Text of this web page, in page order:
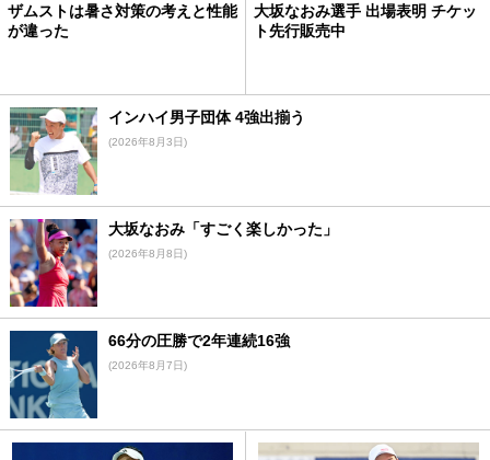
ザムストは暑さ対策の考えと性能
が違った
大坂なおみ選手 出場表明 チケッ
ト先行販売中
インハイ男子団体 4強出揃う
(2026年8月3日)
大坂なおみ「すごく楽しかった」
(2026年8月8日)
66分の圧勝で2年連続16強
(2026年8月7日)